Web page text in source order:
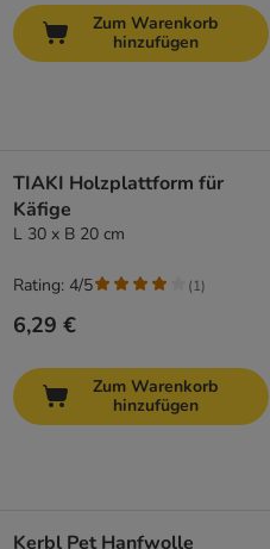
Zum Warenkorb
hinzufügen
TIAKI Holzplattform für
Käfige
L 30 x B 20 cm
6,29 €
Rating: 4/5 (1)
Zum Warenkorb
hinzufügen
Kerbl Pet Hanfwolle